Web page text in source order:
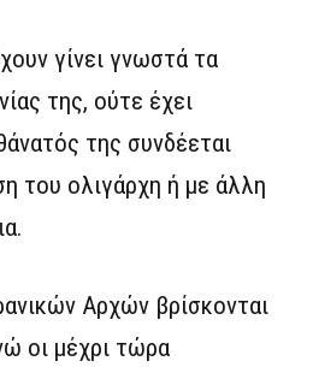
γίνει γνωστά τα
της, ούτε έχει
της συνδέεται
του ολιγάρχη ή με άλλη
Αρχών βρίσκονται
οι μέχρι τώρα